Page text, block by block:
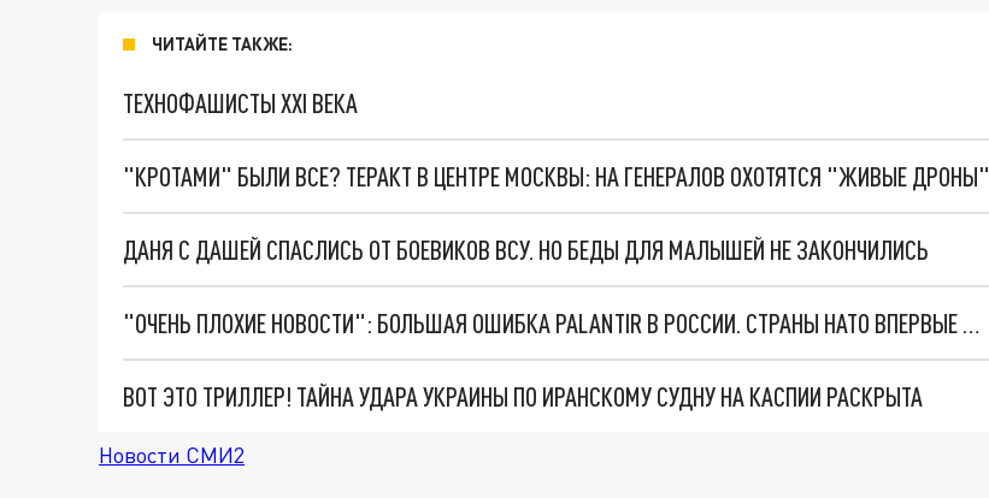
ЧИТАЙТЕ ТАКЖЕ:
ТЕХНОФАШИСТЫ XXI ВЕКА
"КРОТАМИ" БЫЛИ ВСЕ? ТЕРАКТ В ЦЕНТРЕ МОСКВЫ: НА ГЕНЕРАЛОВ ОХОТЯТСЯ "ЖИВЫЕ ДРОНЫ"
ДАНЯ С ДАШЕЙ СПАСЛИСЬ ОТ БОЕВИКОВ ВСУ. НО БЕДЫ ДЛЯ МАЛЫШЕЙ НЕ ЗАКОНЧИЛИСЬ
"ОЧЕНЬ ПЛОХИЕ НОВОСТИ": БОЛЬШАЯ ОШИБКА PALANTIR В РОССИИ. СТРАНЫ НАТО ВПЕРВЫЕ ЗА СВО ОСТАНОВИЛИ ПОСТАВКИ ОРУЖИЯ. ВСУ ТЕРЯЮТ ПРИГРАНИЧЬЕ?
ВОТ ЭТО ТРИЛЛЕР! ТАЙНА УДАРА УКРАИНЫ ПО ИРАНСКОМУ СУДНУ НА КАСПИИ РАСКРЫТА
Новости СМИ2